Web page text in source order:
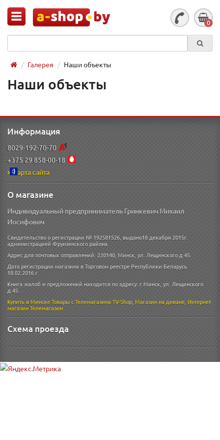
0
Галерея Наши объекты
Наши объекты
Информация
8029-192-70-70
+375 29 858-00-18
Карта сайта
О магазине
Индивидуальный предприниматель Гринкевич Михаил
Иосифович
Свидетельство о регистрации № 192581526, выдано18 декабря 2015г.
администрацией Фрунзенского района.
Адрес для почтовых отправлений: 220140, Минск, ул. Лещинского д 45.
Дата регистрации магазина в Торговом реестре Республики Беларусь
18.02.2016 г
Книга жалоб и предложений находится по адресу: г.Минск, ул. Лещинского
д.45.
Купить в МинскеТовары с Телемагазина TV-Shop,Магазин на диване,Интернет
магазинТелемагазин
Схема проезда